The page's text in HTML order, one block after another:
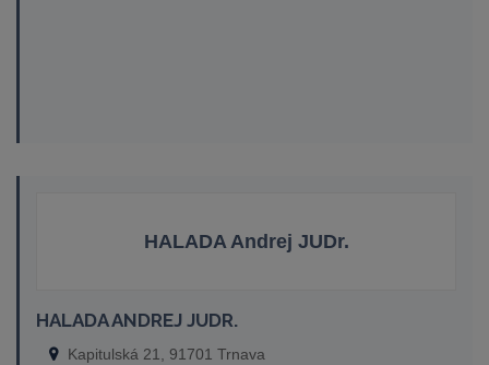
HALADA Andrej JUDr.
HALADA ANDREJ JUDR.
Kapitulská 21, 91701 Trnava